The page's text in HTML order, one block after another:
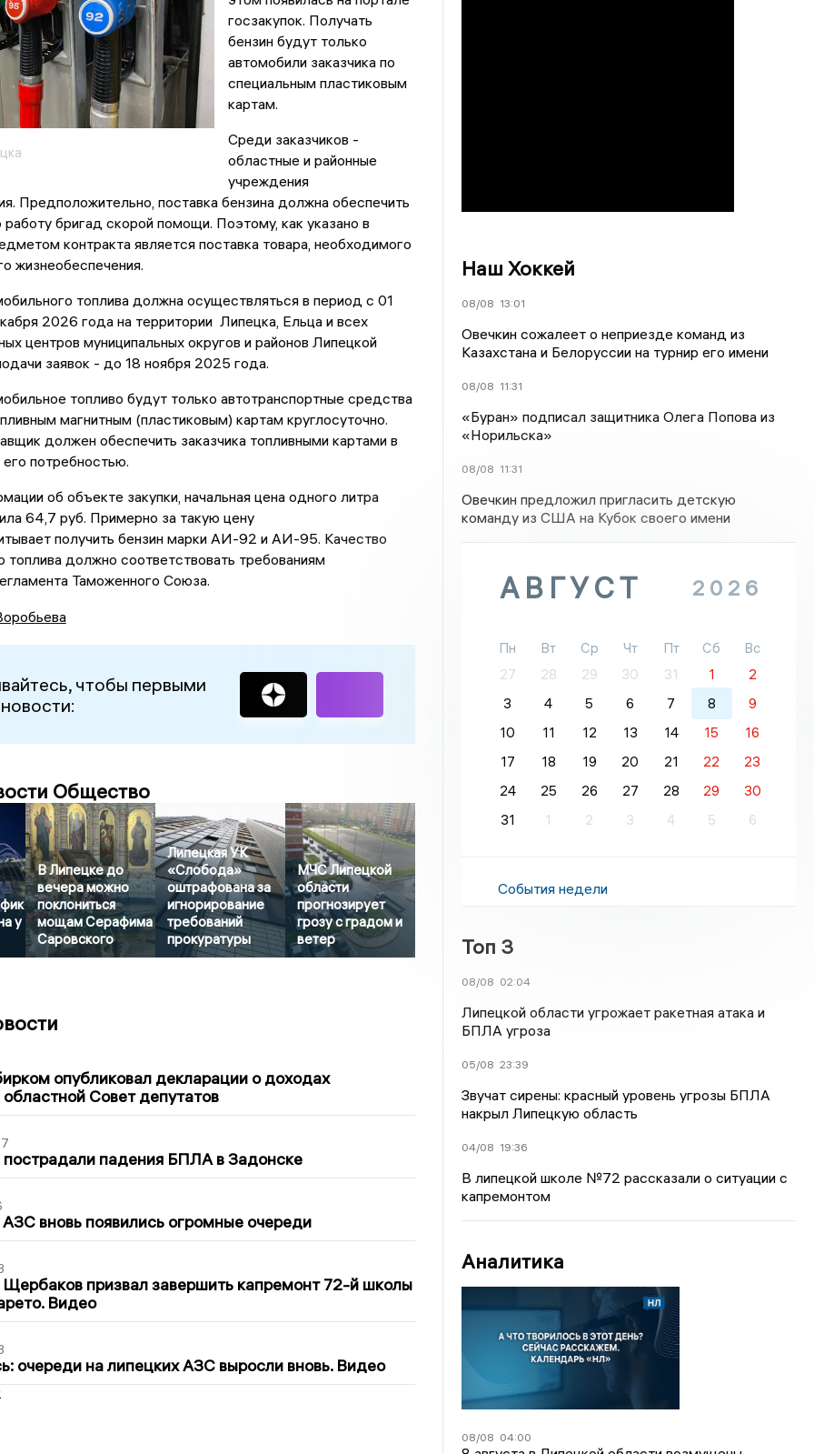
госзакупок. Получать
бензин будут только
автомобили заказчика по
специальным пластиковым
картам.
Среди заказчиков -
областные и районные
учреждения
Предположительно, поставка бензина должна обеспечить
бригад скорой помощи. Поэтому, как указано в
контракта является поставка товара, необходимого
жизнеобеспечения.
топлива должна осуществляться в период с 01
2026 года на территории Липецка, Ельца и всех
центров муниципальных округов и районов Липецкой
заявок - до 18 ноября 2025 года.
топливо будут только автотранспортные средства
магнитным (пластиковым) картам круглосуточно.
должен обеспечить заказчика топливными картами в
потребностью.
об объекте закупки, начальная цена одного литра
64,7 руб. Примерно за такую цену
получить бензин марки АИ-92 и АИ-95. Качество
топлива должно соответствовать требованиям
Таможенного Союза.
чтобы первыми
Общество
у
В Липецке до
вечера можно
поклониться
мощам Серафима
Саровского
Липецкая УК
«Слобода»
оштрафована за
игнорирование
требований
прокуратуры
МЧС Липецкой
области
прогнозирует
грозу с градом и
ветер
опубликовал декларации о доходах
Совет депутатов
пострадали падения БПЛА в Задонске
вновь появились огромные очереди
призвал завершить капремонт 72-й школы
Видео
очереди на липецких АЗС выросли вновь. Видео
Наш Хоккей
08/08 13:01
Овечкин сожалеет о неприезде команд из
Казахстана и Белоруссии на турнир его имени
08/08 11:31
«Буран» подписал защитника Олега Попова из
«Норильска»
08/08 11:31
Овечкин предложил пригласить детскую
команду из США на Кубок своего имени
АВГУСТ 2026
Пн Вт Ср Чт Пт Сб
Вс
27
28 29 30 31 1
2
3
4 5 6 7 8
9
10
11 12 13 14 15
16
17
18 19 20 21 22
23
24
25 26 27 28 29
30
31
1 2 3 4 5 6
События недели
Топ 3
08/08 02:04
Липецкой области угрожает ракетная атака и
БПЛА угроза
05/08 23:39
Звучат сирены: красный уровень угрозы БПЛА
накрыл Липецкую область
04/08 19:36
В липецкой школе №72 рассказали о ситуации с
капремонтом
Аналитика
08/08 04:00